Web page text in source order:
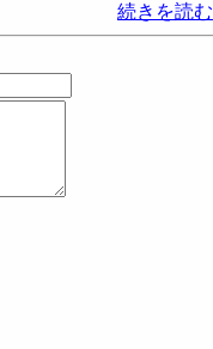
続きを読む